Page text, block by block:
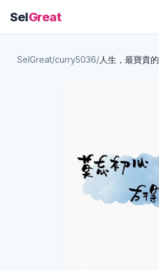
SelGreat
SelGreat/curry5036/